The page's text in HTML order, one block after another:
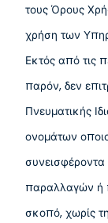
τους Όρους
χρήση των
Εκτός από τις
παρόν, δεν
Πνευματικής
ονομάτων
συνεισφέροντα
παραλλαγών ή
σκοπό, χωρίς